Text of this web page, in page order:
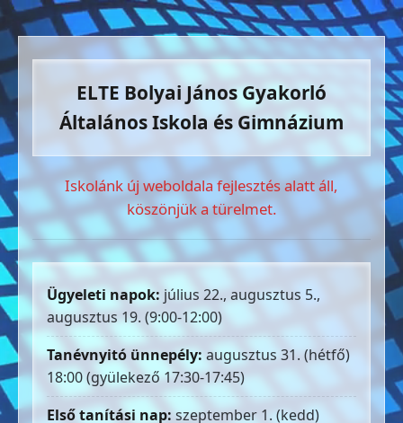
ELTE Bolyai János Gyakorló
Általános Iskola és Gimnázium
Iskolánk új weboldala fejlesztés alatt áll,
köszönjük a türelmet.
Ügyeleti napok: július 22., augusztus 5.,
augusztus 19. (9:00-12:00)
Tanévnyitó ünnepély: augusztus 31. (hétfő)
18:00 (gyülekező 17:30-17:45)
Első tanítási nap: szeptember 1. (kedd)